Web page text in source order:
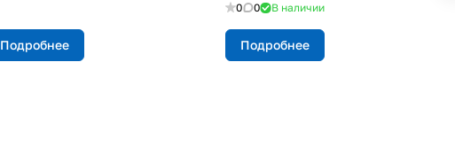
Подробнее
0 0 В наличии
Подробнее